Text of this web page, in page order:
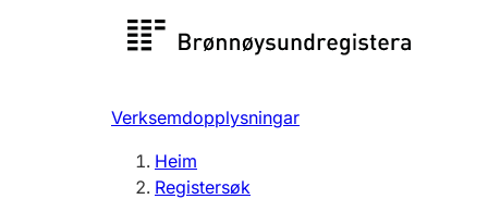
Registersøk
Registrere, endre, slette
Verksemdopplysningar
Heim
Registersøk